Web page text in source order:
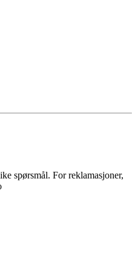
spørsmål. For reklamasjoner,